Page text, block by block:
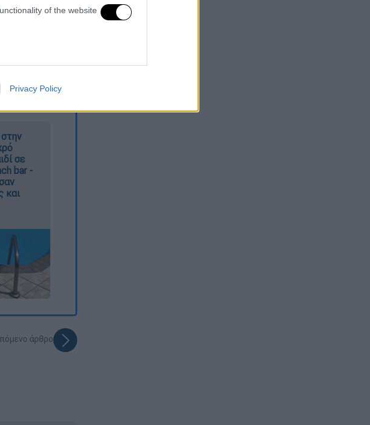
of the website
other user protection.
Privacy Policy
da je
σε
bar -
και
άρθρο